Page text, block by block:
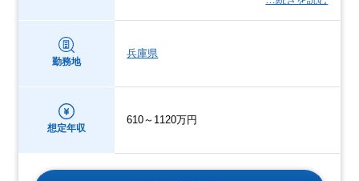
勤務地
兵庫県
想定年収
610～1120万円